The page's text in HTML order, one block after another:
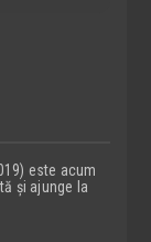
este acum
și ajunge la